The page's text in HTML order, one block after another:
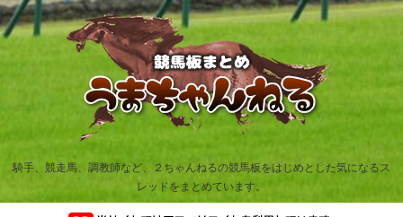
騎手、競走馬、調教師など、２ちゃんねるの競馬板をはじめとした気になるス
レッドをまとめています。